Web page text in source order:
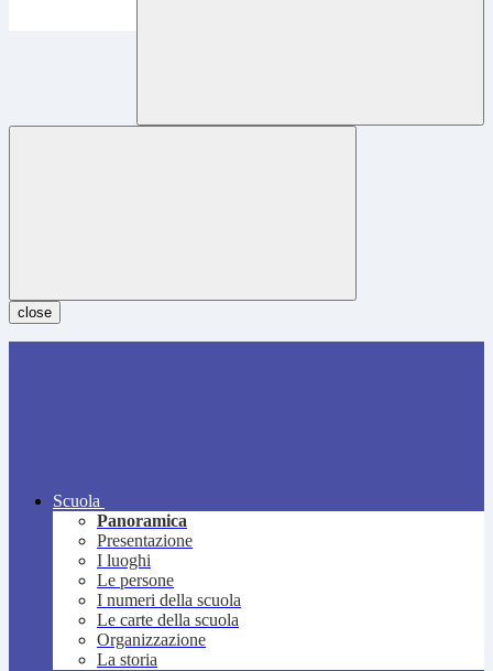
close
Scuola
Panoramica
Presentazione
I luoghi
Le persone
I numeri della scuola
Le carte della scuola
Organizzazione
La storia